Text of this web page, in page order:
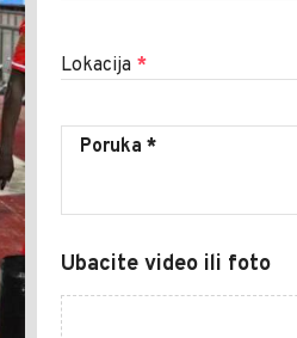
Lokacija *
Ubacite video ili foto